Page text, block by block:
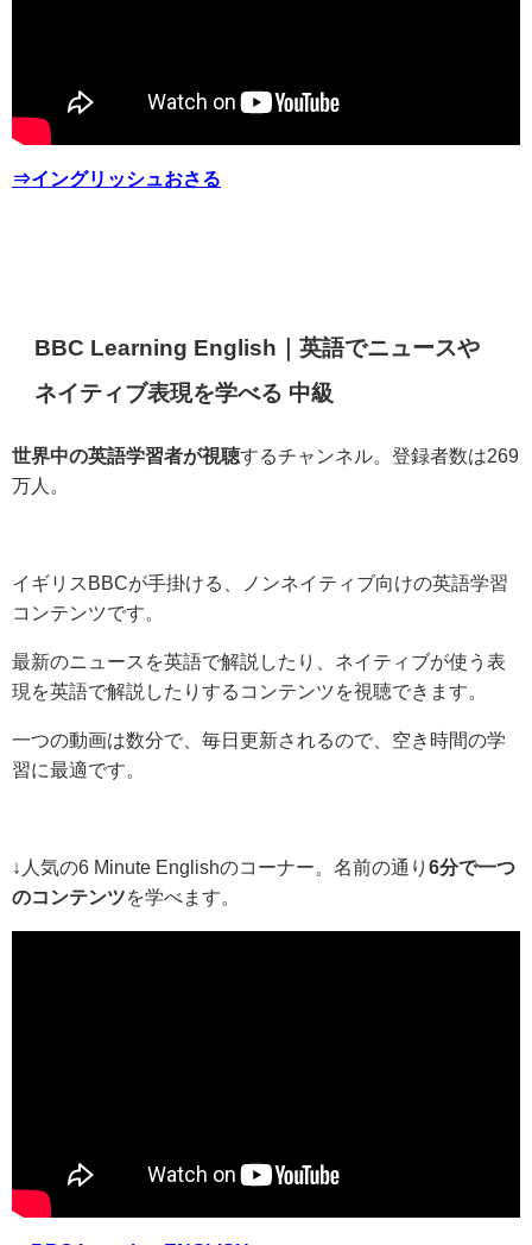
⇒イングリッシュおさる
BBC Learning English｜英語でニュースや
ネイティブ表現を学べる 中級
世界中の英語学習者が視聴するチャンネル。登録者数は269
万人。
イギリスBBCが手掛ける、ノンネイティブ向けの英語学習
コンテンツです。
最新のニュースを英語で解説したり、ネイティブが使う表
現を英語で解説したりするコンテンツを視聴できます。
一つの動画は数分で、毎日更新されるので、空き時間の学
習に最適です。
↓人気の6 Minute Englishのコーナー。名前の通り 6分で一つ
のコンテンツを学べます。